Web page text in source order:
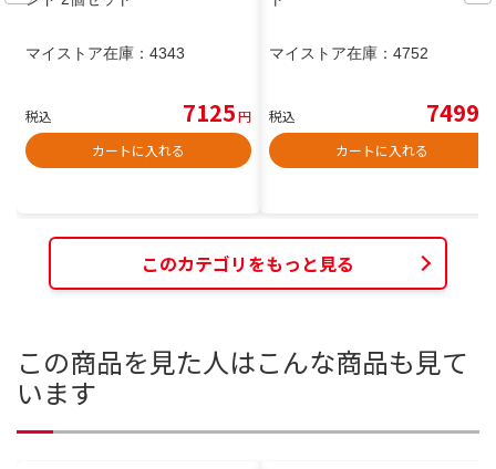
マイストア在庫： 4343
税込 7125円
カートに入れる
マイストア在庫： 4752
税込 7499
カートに入れる
このカテゴリをもっと見る
この商品を見た人はこんな商品も見て
います